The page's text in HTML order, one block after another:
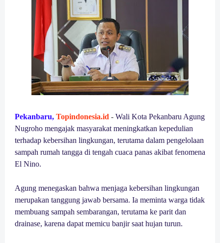
Pekanbaru, Topindonesia.id - Wali Kota Pekanbaru Agung
Nugroho mengajak masyarakat meningkatkan kepedulian
terhadap kebersihan lingkungan, terutama dalam pengelolaan
sampah rumah tangga di tengah cuaca panas akibat fenomena
El Nino.
Agung menegaskan bahwa menjaga kebersihan lingkungan
merupakan tanggung jawab bersama. Ia meminta warga tidak
membuang sampah sembarangan, terutama ke parit dan
drainase, karena dapat memicu banjir saat hujan turun.